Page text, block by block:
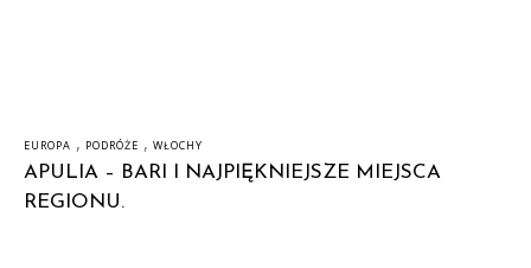
EUROPA , PODRÓŻE , WŁOCHY
APULIA – BARI I NAJPIĘKNIEJSZE MIEJSCA
REGIONU.